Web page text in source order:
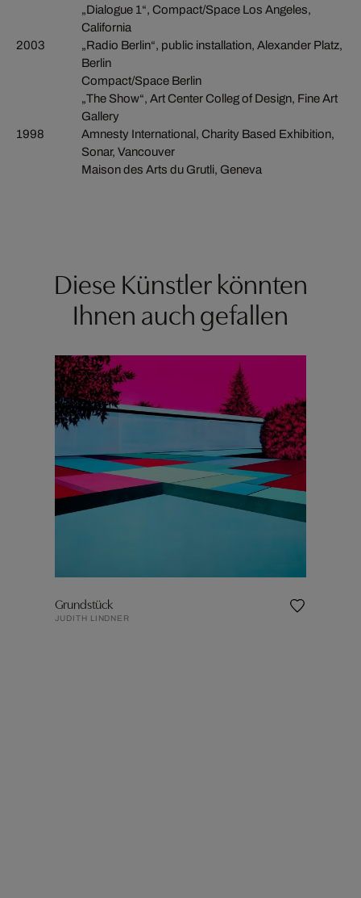
„Dialogue 1“, Compact/Space Los Angeles,
California
2003
„Radio Berlin“, public installation, Alexander Platz,
Berlin
Compact/Space Berlin
„The Show“, Art Center Colleg of Design, Fine Art
Gallery
1998
Amnesty International, Charity Based Exhibition,
Sonar, Vancouver
Maison des Arts du Grutli, Geneva
Diese Künstler könnten
Ihnen auch gefallen
Grundstück
JUDITH LINDNER